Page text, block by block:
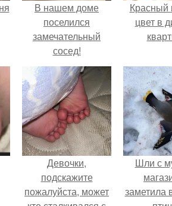
В нашем доме
поселился
замечательный
сосед!
Красный
цвет в
Девочки,
подскажите
пожалуйста, может
Шли с
заметила